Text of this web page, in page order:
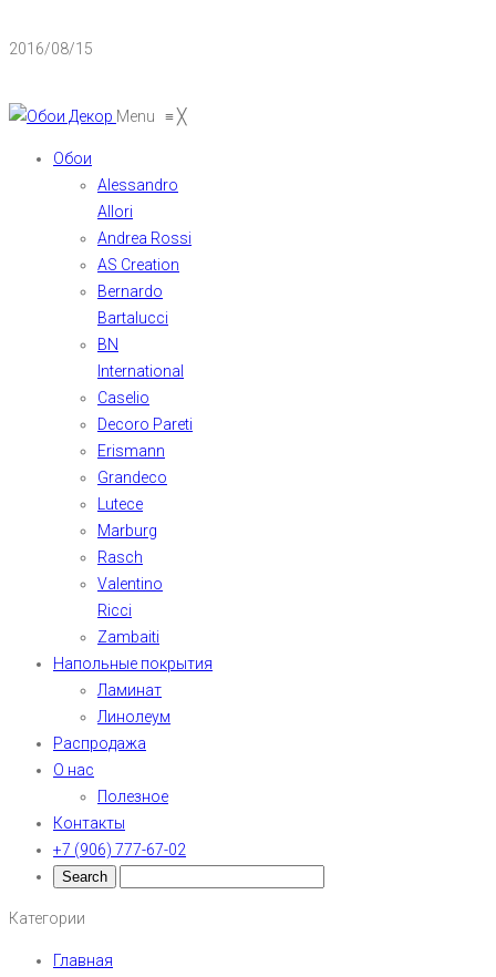
2016/08/15
Menu ≡╳
Обои
Alessandro
Allori
Andrea Rossi
AS Creation
Bernardo
Bartalucci
BN
International
Caselio
Decoro Pareti
Erismann
Grandeco
Lutece
Marburg
Rasch
Valentino
Ricci
Zambaiti
Напольные покрытия
Ламинат
Линолеум
Распродажа
О нас
Полезное
Контакты
+7 (906) 777-67-02
Категории
Главная